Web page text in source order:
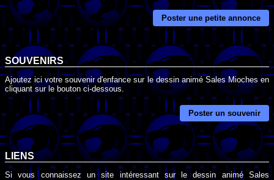
Poster une petite annonce
SOUVENIRS
Ajoutez ici votre souvenir d'enfance sur le dessin animé Sales Mioches en
cliquant sur le bouton ci-dessous.
Poster un souvenir
LIENS
Si vous connaissez un site intéressant sur le dessin animé Sales